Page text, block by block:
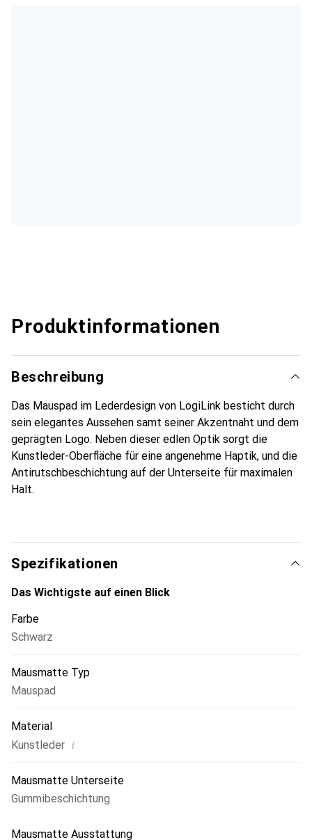
Produktinformationen
Beschreibung
Das Mauspad im Lederdesign von LogiLink besticht durch
sein elegantes Aussehen samt seiner Akzentnaht und dem
geprägten Logo. Neben dieser edlen Optik sorgt die
Kunstleder-Oberfläche für eine angenehme Haptik, und die
Antirutschbeschichtung auf der Unterseite für maximalen
Halt.
Spezifikationen
Das Wichtigste auf einen Blick
Farbe
Schwarz
Mausmatte Typ
Mauspad
Material
Kunstleder i
Mausmatte Unterseite
Gummibeschichtung
Mausmatte Ausstattung